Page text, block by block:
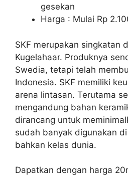
gesekan
Harga : Mulai Rp
SKF merupakan singkatan
Kugelahaar. Produknya
Swedia, tetapi telah
Indonesia. SKF memiliki
arena lintasan. Terutama
mengandung bahan
dirancang untuk
sudah banyak digunakan
bahkan kelas dunia.
Dapatkan dengan harga